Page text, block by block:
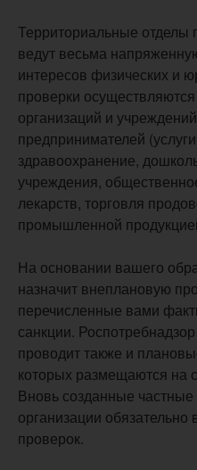
Территориальные отделы
ведут весьма
интересов физических и
проверки
организаций и
предпринимателей
здравоохранение,
учреждения,
лекарств, торговля
промышленной
На основании вашего
назначит внеплановую
перечисленные вами
санкции.
проводит также и
которых размещаются на
Вновь созданные
организации
проверок.